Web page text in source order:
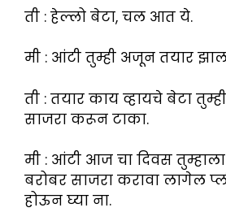
ती : हेल्लो बेटा, चल आत ये.
मी : आंटी तुम्ही अजून तयार
ती : तयार काय व्हायचे बेटा
साजरा करून टाका.
मी : आंटी आज चा दिवस
बरोबर साजरा करावा लागेल
होऊन घ्या ना.